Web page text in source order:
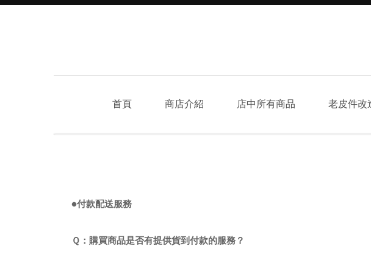
首頁 商店介紹 店中所有商品 老皮件改
●付款配送服務
Ｑ：購買商品是否有提供貨到付款的服務？